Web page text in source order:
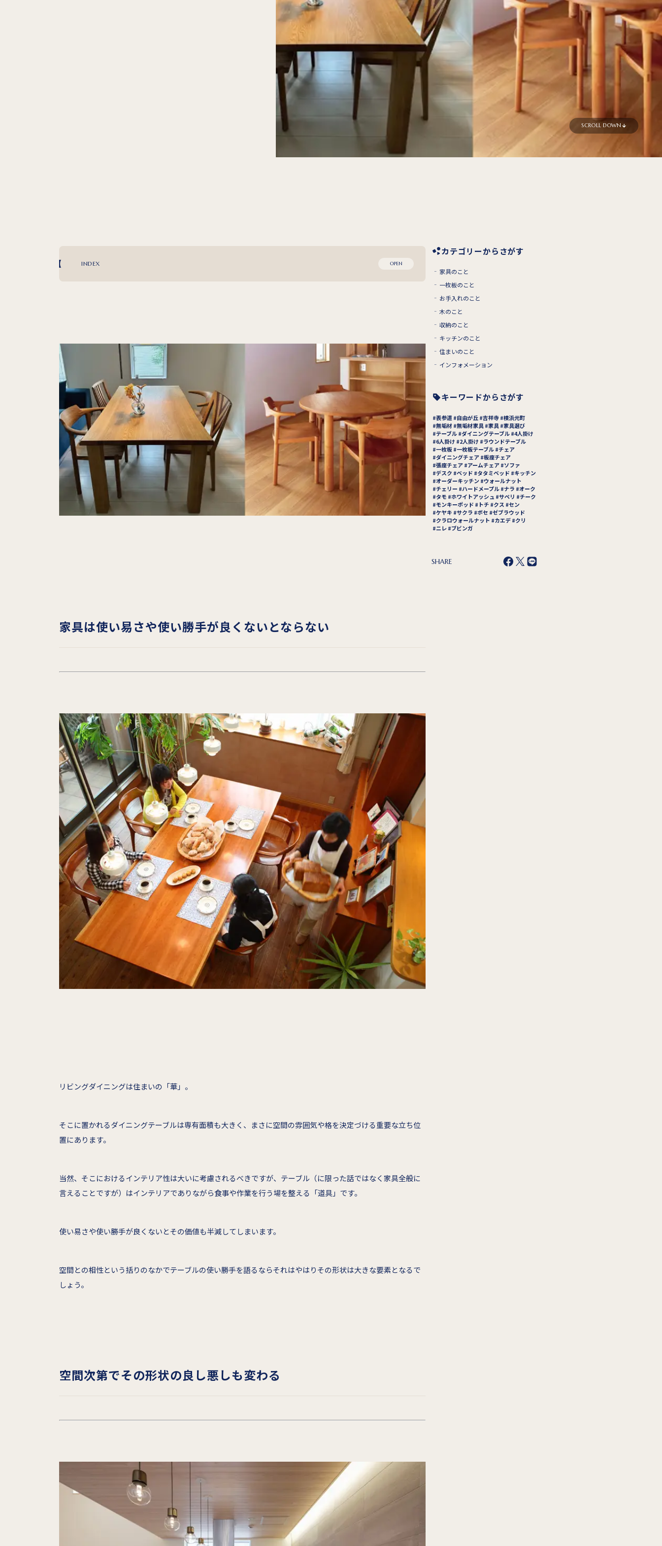
SCROLL DOWN
INDEX OPEN
家具は使い易さや使い勝手が良くないとならない
リビングダイニングは住まいの「華」。
そこに置かれるダイニングテーブルは専有面積も大きく、まさに空間の雰囲気や格を決定づける重要な立ち位
置にあります。
当然、そこにおけるインテリア性は大いに考慮されるべきですが、テーブル（に限った話ではなく家具全般に
言えることですが）はインテリアでありながら食事や作業を行う場を整える「道具」です。
使い易さや使い勝手が良くないとその価値も半減してしまいます。
空間との相性という括りのなかでテーブルの使い勝手を語るならそれはやはりその形状は大きな要素となるで
しょう。
空間次第でその形状の良し悪しも変わる
カテゴリーからさがす
家具のこと
一枚板のこと
お手入れのこと
木のこと
収納のこと
キッチンのこと
住まいのこと
インフォメーション
キーワードからさがす
表参道 自由が丘 吉祥寺 横浜元町
無垢材 無垢材家具 家具
家具選び
テーブル ダイニングテーブル 4人掛け
6人掛け
2人掛け
ラウンドテーブル
一枚板 一枚板テーブル チェア
ダイニングチェア 板座チェア
張座チェア
アームチェア
ソファ
デスク
ベッド タタミベッド
キッチン
オーダーキッチン
ウォールナット
チェリー
ハードメープル ナラ
オーク
タモ
ホワイトアッシュ サペリ
チーク
モンキーポッド
トチ クス
セン
ケヤキ
サクラ ボセ
ゼブラウッド
クラロウォールナット
カエデ
クリ
ニレ
ブビンガ
SHARE